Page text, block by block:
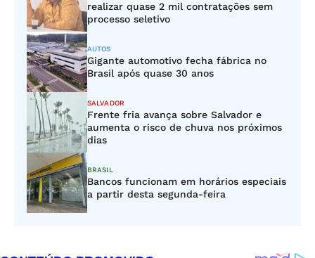
realizar quase 2 mil contratações sem
processo seletivo
AUTOS
Gigante automotivo fecha fábrica no
Brasil após quase 30 anos
SALVADOR
Frente fria avança sobre Salvador e
aumenta o risco de chuva nos próximos
dias
BRASIL
Bancos funcionam em horários especiais
a partir desta segunda-feira